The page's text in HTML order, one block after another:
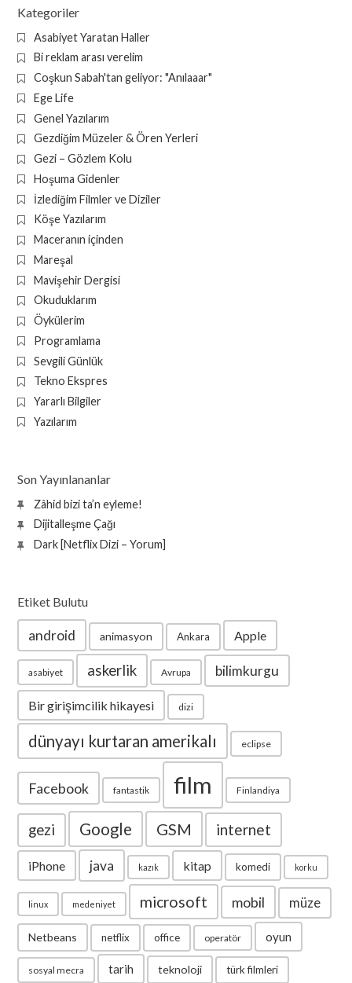
Kategoriler
Asabiyet Yaratan Haller
Bi reklam arası verelim
Coşkun Sabah'tan geliyor: "Anılaaar"
Ege Life
Genel Yazılarım
Gezdiğim Müzeler & Ören Yerleri
Gezi – Gözlem Kolu
Hoşuma Gidenler
İzlediğim Filmler ve Diziler
Köşe Yazılarım
Maceranın içinden
Mareşal
Mavişehir Dergisi
Okuduklarım
Öykülerim
Programlama
Sevgili Günlük
Tekno Ekspres
Yararlı Bilgiler
Yazılarım
Son Yayınlananlar
Zâhid bizi ta’n eyleme!
Dijitalleşme Çağı
Dark [Netflix Dizi – Yorum]
Etiket Bulutu
android animasyon Ankara Apple
asabiyet askerlik Avrupa bilimkurgu
Bir girişimcilik hikayesi dizi
dünyayı kurtaran amerikalı eclipse
Facebook fantastik film Finlandiya
gezi Google GSM internet
iPhone java kazık kitap komedi korku
linux medeniyet microsoft mobil müze
Netbeans netflix office operatör oyun
sosyal mecra tarih teknoloji türk filmleri